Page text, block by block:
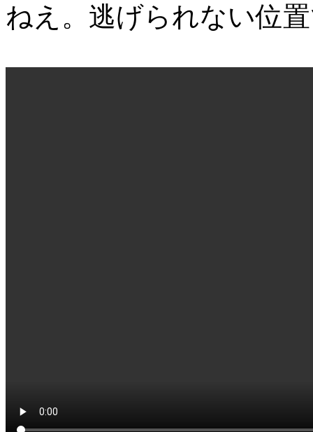
ねえ。逃げられない位